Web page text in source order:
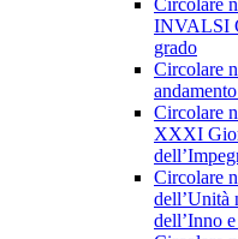
Circolare
INVALSI
grado
Circolare
Circolare
XXXI
Circolare
dell’Unità
dell’Inno